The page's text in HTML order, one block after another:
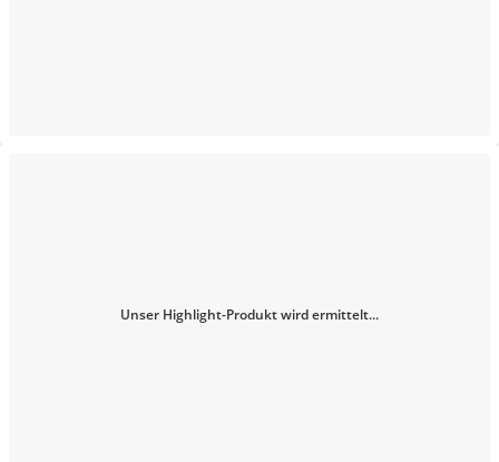
Unser Highlight-Produkt wird ermittelt...